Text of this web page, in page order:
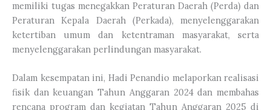
memiliki tugas menegakkan Peraturan Daerah (Perda) dan
Peraturan Kepala Daerah (Perkada), menyelenggarakan
ketertiban umum dan ketentraman masyarakat, serta
menyelenggarakan perlindungan masyarakat.
Dalam kesempatan ini, Hadi Penandio melaporkan realisasi
fisik dan keuangan Tahun Anggaran 2024 dan membahas
rencana program dan kegiatan Tahun Anggaran 2025 di